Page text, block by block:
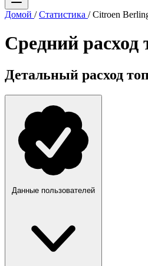
Домой / Статистика / Citroen
Средний расход
Детальный расход
Данные пользователей